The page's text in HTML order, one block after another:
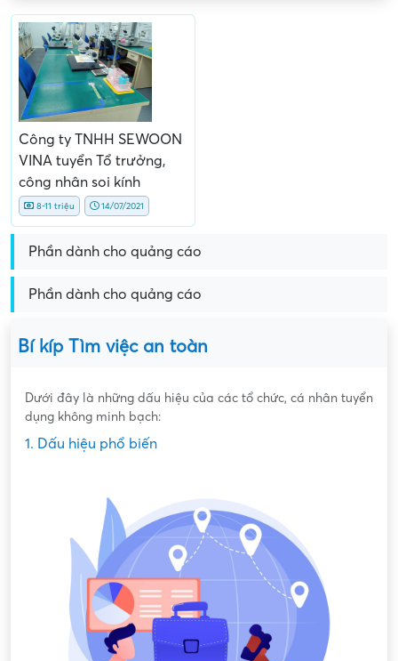
Công ty TNHH SEWOON
VINA tuyển Tổ trưởng,
công nhân soi kính
8-11 triệu 14/07/2021
Phần dành cho quảng cáo
Phần dành cho quảng cáo
Bí kíp Tìm việc an toàn
Dưới đây là những dấu hiệu của các tổ chức, cá nhân tuyển
dụng không minh bạch:
1. Dấu hiệu phổ biến